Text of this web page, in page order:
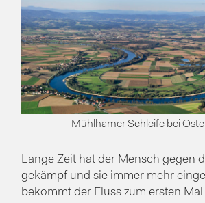
Mühlhamer Schleife bei
Lange Zeit hat der Mensch gegen
gekämpf und sie immer mehr
bekommt der Fluss zum ersten Mal